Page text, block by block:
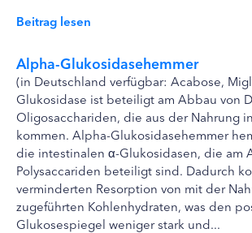
Beitrag lesen
Alpha-Glukosidasehemmer
(in Deutschland verfügbar: Acabose,
Glukosidase ist beteiligt am Abbau von
Oligosacchariden, die aus der Nahrung
kommen. Alpha-Glukosidasehemmer
die intestinalen α-Glukosidasen, die am
Polysaccariden beteiligt sind. Dadurch
verminderten Resorption von mit der
zugeführten Kohlenhydraten, was den
Glukosespiegel weniger stark und...